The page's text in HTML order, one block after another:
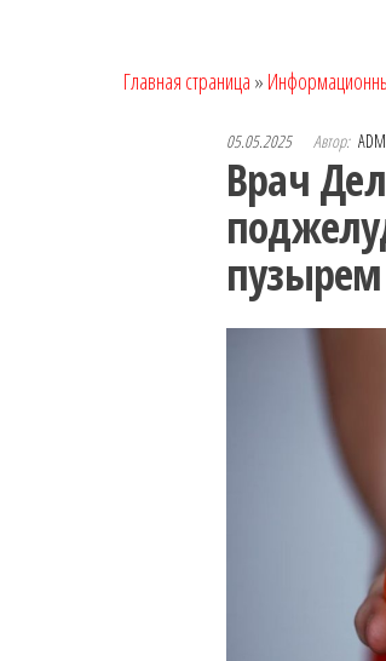
Главная страница »
05.05.2025 Автор:
Врач
пузырем